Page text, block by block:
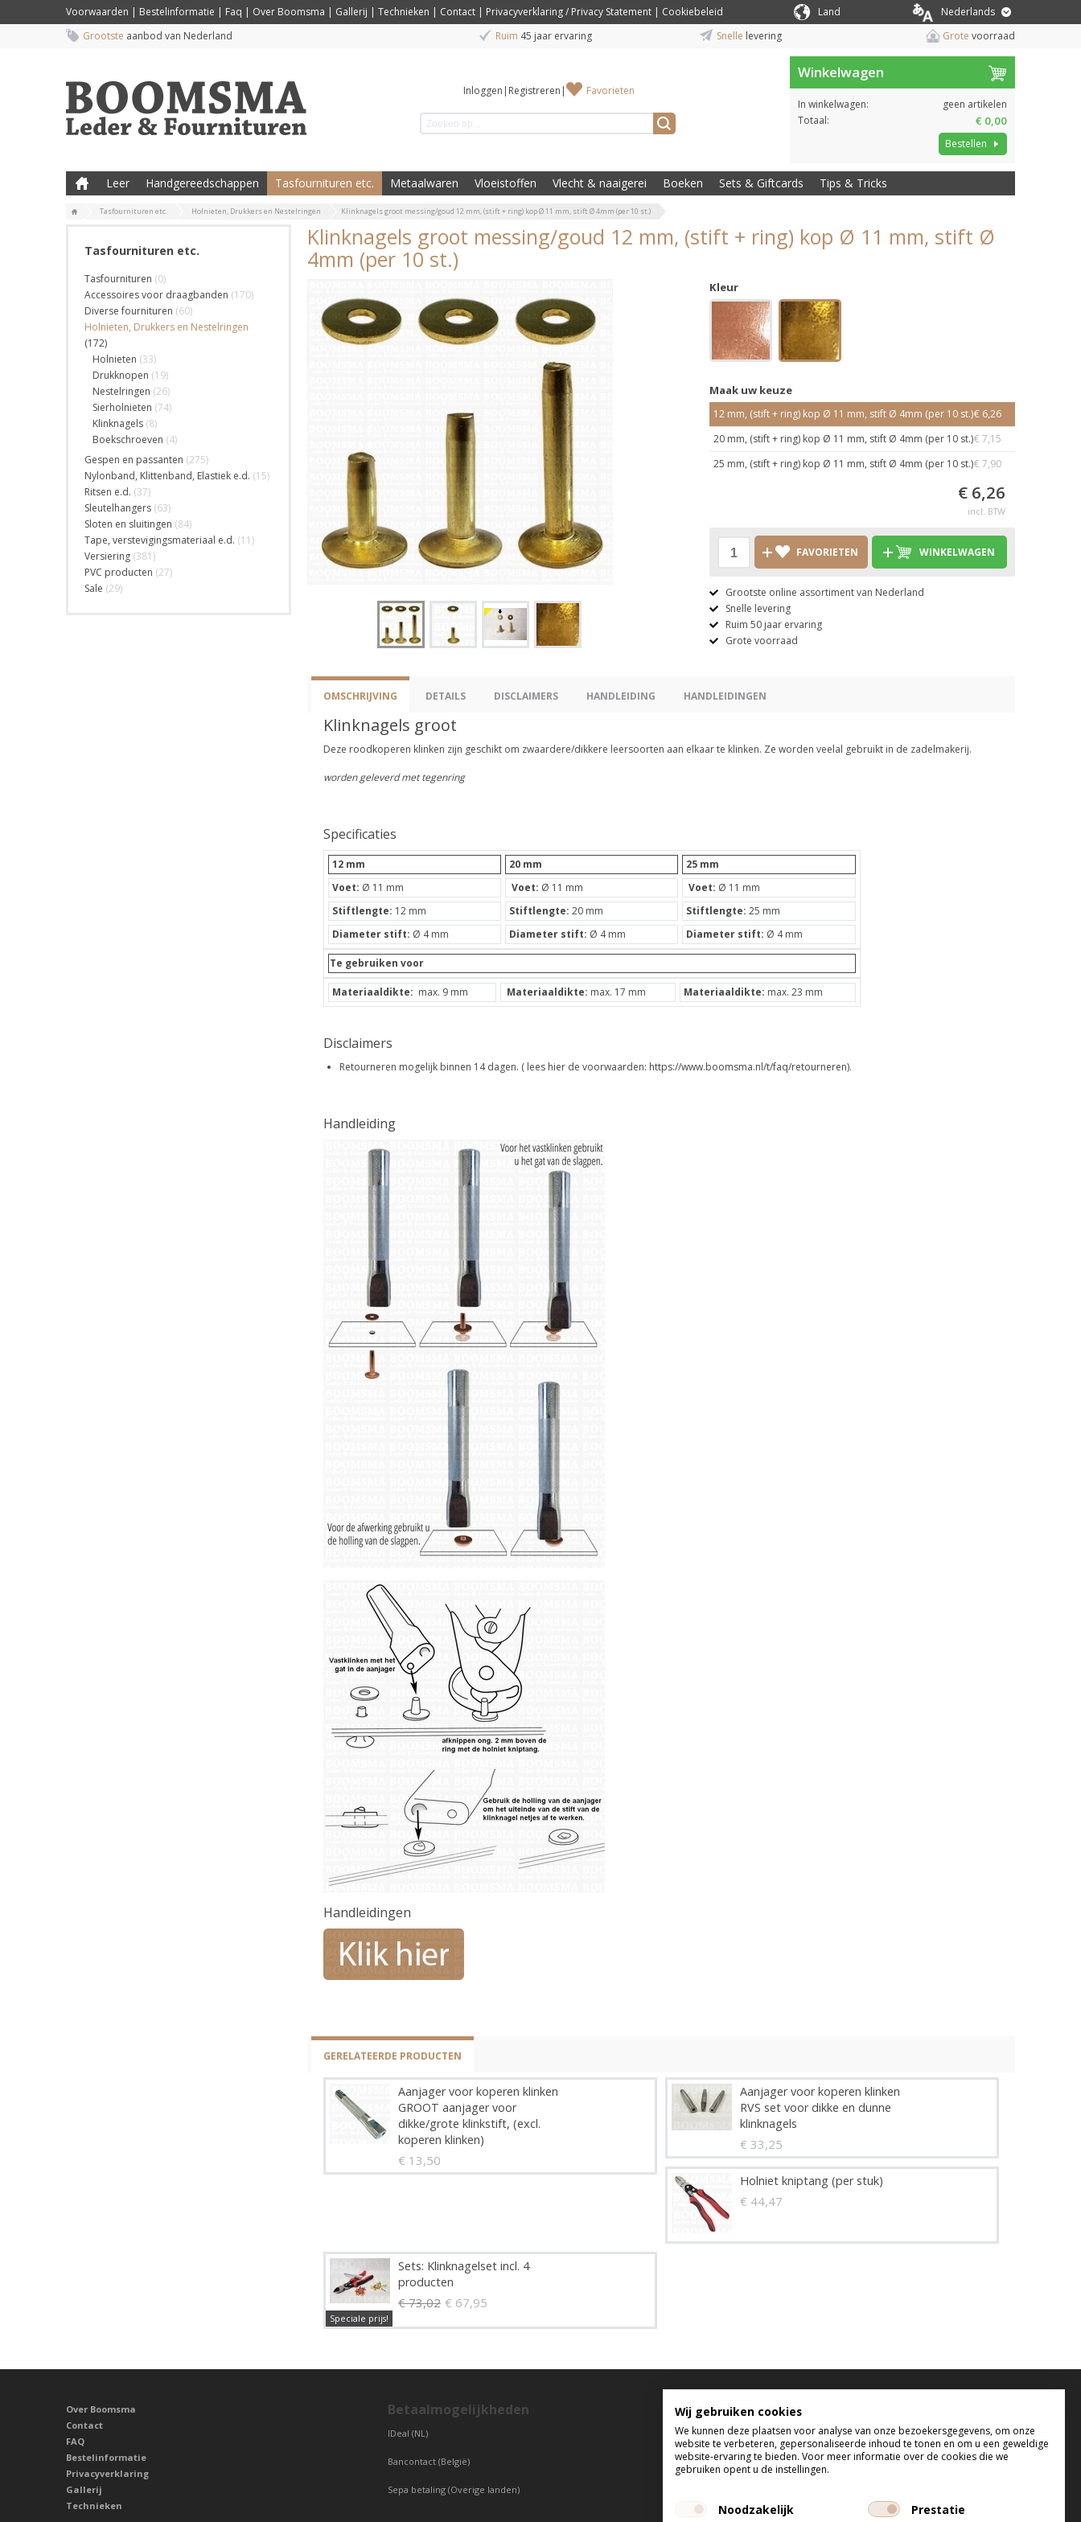
Voorwaarden | Bestelinformatie | Faq | Over Boomsma | Gallerij | Technieken | Contact | Privacyverklaring / Privacy Statement | Cookiebeleid Land
Nederlands
Grootste aanbod van Nederland Ruim 45 jaar ervaring Snelle levering Grote voorraad
Inloggen | Registreren | Favorieten
Winkelwagen
In winkelwagen:
geen artikelen
Totaal:
€ 0,00
Bestellen
Leer Handgereedschappen Tasfournituren etc. Metaalwaren Vloeistoffen Vlecht & naaigerei Boeken Sets & Giftcards Tips & Tricks
Tasfournituren etc. Holnieten, Drukkers en Nestelringen Klinknagels groot messing/goud 12 mm, (stift + ring) kop Ø 11 mm, stift Ø 4mm (per 10 st.)
Tasfournituren etc.
Tasfournituren (0)
Accessoires voor draagbanden (170)
Diverse fournituren (60)
Holnieten, Drukkers en Nestelringen
(172)
Holnieten (33)
Drukknopen (19)
Nestelringen (26)
Sierholnieten (74)
Klinknagels (8)
Boekschroeven (4)
Gespen en passanten (275)
Nylonband, Klittenband, Elastiek e.d. (15)
Ritsen e.d. (37)
Sleutelhangers (63)
Sloten en sluitingen (84)
Tape, verstevigingsmateriaal e.d. (11)
Versiering (381)
PVC producten (27)
Sale (29)
Klinknagels groot messing/goud 12 mm, (stift + ring) kop Ø 11 mm, stift Ø
4mm (per 10 st.)
Kleur
Maak uw keuze
12 mm, (stift + ring) kop Ø 11 mm, stift Ø 4mm (per 10 st.)€ 6,26
20 mm, (stift + ring) kop Ø 11 mm, stift Ø 4mm (per 10 st.)€ 7,15
25 mm, (stift + ring) kop Ø 11 mm, stift Ø 4mm (per 10 st.)€ 7,90
€ 6,26
incl. BTW
FAVORIETEN WINKELWAGEN
Grootste online assortiment van Nederland
Snelle levering
Ruim 50 jaar ervaring
Grote voorraad
OMSCHRIJVING DETAILS DISCLAIMERS HANDLEIDING HANDLEIDINGEN
Klinknagels groot
Deze roodkoperen klinken zijn geschikt om zwaardere/dikkere leersoorten aan elkaar te klinken. Ze worden veelal gebruikt in de zadelmakerij.
worden geleverd met tegenring
Specificaties
12 mm 20 mm
25 mm
Voet: Ø 11 mm Voet: Ø 11 mm Voet: Ø 11 mm
Stiftlengte: 12 mm Stiftlengte: 20 mm Stiftlengte: 25 mm
Diameter stift: Ø 4 mm Diameter stift: Ø 4 mm Diameter stift: Ø 4 mm
Te gebruiken voor
Materiaaldikte: max. 9 mm Materiaaldikte: max. 17 mm Materiaaldikte: max. 23 mm
Disclaimers
Retourneren mogelijk binnen 14 dagen. ( lees hier de voorwaarden: https://www.boomsma.nl/t/faq/retourneren).
Handleiding
Handleidingen
GERELATEERDE PRODUCTEN
Aanjager voor koperen klinken
GROOT aanjager voor
dikke/grote klinkstift, (excl.
koperen klinken)
€ 13,50
Aanjager voor koperen klinken
RVS set voor dikke en dunne
klinknagels
€ 33,25
Holniet kniptang (per stuk)
€ 44,47
Sets: Klinknagelset incl. 4
producten
€ 73,02 € 67,95
Speciale prijs!
Over Boomsma
Contact
FAQ
Bestelinformatie
Privacyverklaring
Gallerij
Technieken
Betaalmogelijkheden
IDeal (NL)
Bancontact (België)
Sepa betaling (Overige landen)
Telefonisch bereikbaar
di t/m do tussen 9:00 uur en 17:00 uur
vr tussen 9:00 uur en 12:00 uur
Wij gebruiken cookies
We kunnen deze plaatsen voor analyse van onze bezoekersgegevens, om onze
website te verbeteren, gepersonaliseerde inhoud te tonen en om u een geweldige
website-ervaring te bieden. Voor meer informatie over de cookies die we
gebruiken opent u de instellingen.
Noodzakelijk Prestatie